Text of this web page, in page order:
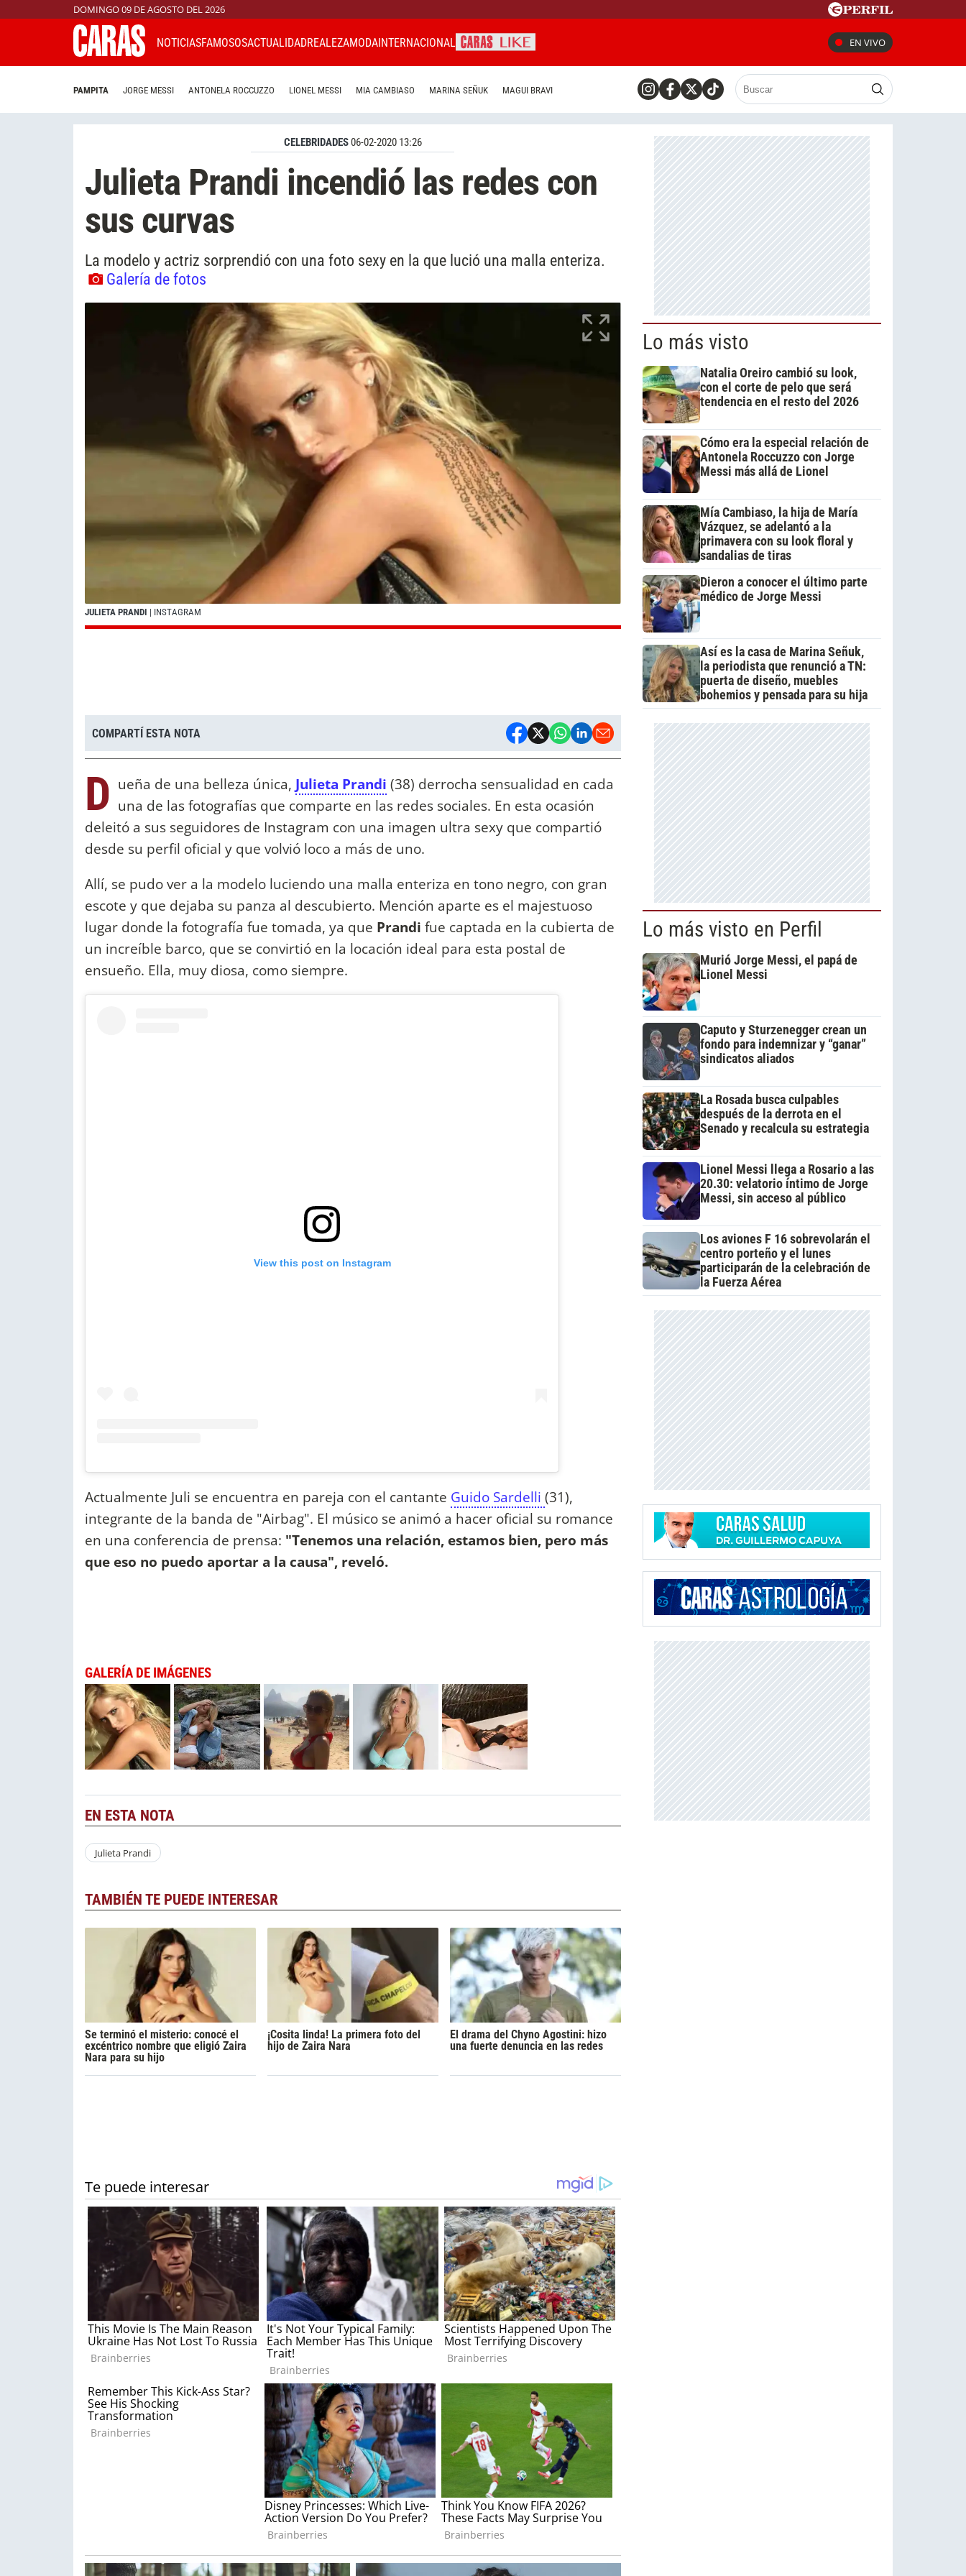
DOMINGO 09 DE AGOSTO DEL 2026
NOTICIASFAMOSOSACTUALIDADREALEZAMODAINTERNACIONAL EN VIVO
PAMPITA JORGE MESSI ANTONELA ROCCUZZO LIONEL MESSI MIA CAMBIASO MARINA SEÑUK MAGUI BRAVI
CELEBRIDADES06-02-2020 13:26
Julieta Prandi incendió las redes con
sus curvas
La modelo y actriz sorprendió con una foto sexy en la que lució una malla enteriza.
Galería de fotos
JULIETA PRANDI | INSTAGRAM
COMPARTÍ ESTA NOTA
D ueña de una belleza única, Julieta Prandi (38) derrocha sensualidad en cada
una de las fotografías que comparte en las redes sociales. En esta ocasión
deleitó a sus seguidores de Instagram con una imagen ultra sexy que compartió
desde su perfil oficial y que volvió loco a más de uno.
Allí, se pudo ver a la modelo luciendo una malla enteriza en tono negro, con gran
escote y que dejaba su panza al descubierto. Mención aparte es el majestuoso
lugar donde la fotografía fue tomada, ya que Prandi fue captada en la cubierta de
un increíble barco, que se convirtió en la locación ideal para esta postal de
ensueño. Ella, muy diosa, como siempre.
View this post on Instagram
Actualmente Juli se encuentra en pareja con el cantante Guido Sardelli (31),
integrante de la banda de "Airbag". El músico se animó a hacer oficial su romance
en una conferencia de prensa: "Tenemos una relación, estamos bien, pero más
que eso no puedo aportar a la causa", reveló.
GALERÍA DE IMÁGENES
EN ESTA NOTA
Julieta Prandi
TAMBIÉN TE PUEDE INTERESAR
Se terminó el misterio: conocé el
excéntrico nombre que eligió Zaira
Nara para su hijo
¡Cosita linda! La primera foto del
hijo de Zaira Nara
El drama del Chyno Agostini: hizo
una fuerte denuncia en las redes
Lo más visto
Natalia Oreiro cambió su look,
con el corte de pelo que será
tendencia en el resto del 2026
Cómo era la especial relación de
Antonela Roccuzzo con Jorge
Messi más allá de Lionel
Mía Cambiaso, la hija de María
Vázquez, se adelantó a la
primavera con su look floral y
sandalias de tiras
Dieron a conocer el último parte
médico de Jorge Messi
Así es la casa de Marina Señuk,
la periodista que renunció a TN:
puerta de diseño, muebles
bohemios y pensada para su hija
Lo más visto en Perfil
Murió Jorge Messi, el papá de
Lionel Messi
Caputo y Sturzenegger crean un
fondo para indemnizar y “ganar”
sindicatos aliados
La Rosada busca culpables
después de la derrota en el
Senado y recalcula su estrategia
Lionel Messi llega a Rosario a las
20.30: velatorio íntimo de Jorge
Messi, sin acceso al público
Los aviones F 16 sobrevolarán el
centro porteño y el lunes
participarán de la celebración de
la Fuerza Aérea